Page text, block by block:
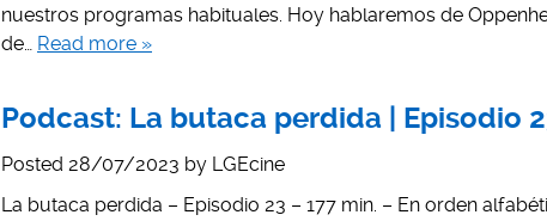
nuestros programas habituales. Hoy hablaremos de
de… Read more »
Podcast: La butaca perdida | Episodio
Posted 28/07/2023 by LGEcine
La butaca perdida – Episodio 23 – 177 min. – En orden